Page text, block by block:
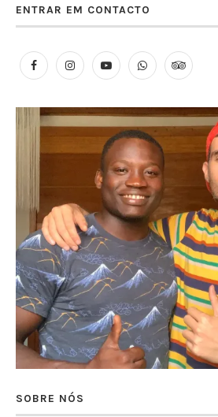
ENTRAR EM CONTACTO
SOBRE NÓS